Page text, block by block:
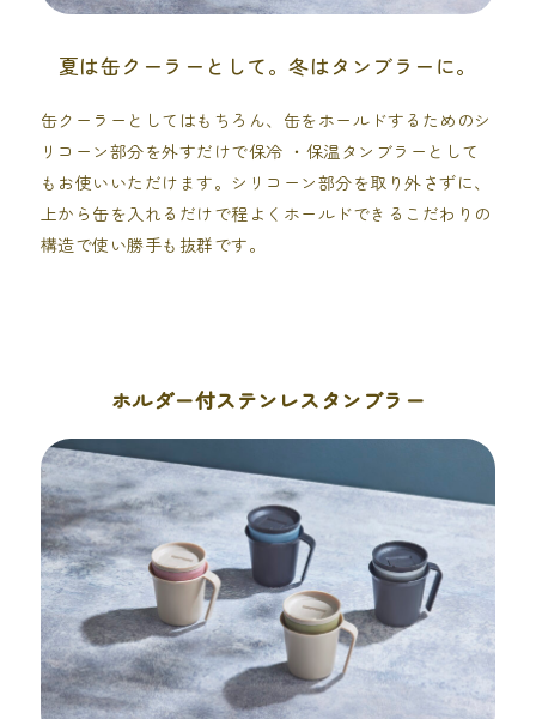
夏は缶クーラーとして。冬はタンブラーに。
缶クーラーとしてはもちろん、缶をホールドするためのシ
リコーン部分を外すだけで保冷 ・保温タンブラーとして
もお使いいただけます。シリコーン部分を取り外さずに、
上から缶を入れるだけで程よくホールドできるこだわりの
構造で使い勝手も抜群です。
ホルダー付ステンレスタンブラー